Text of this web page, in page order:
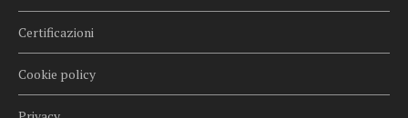
Certificazioni
Cookie policy